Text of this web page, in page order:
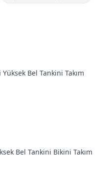
Bel Tankini Takım
Bel Tankini Bikini Takım